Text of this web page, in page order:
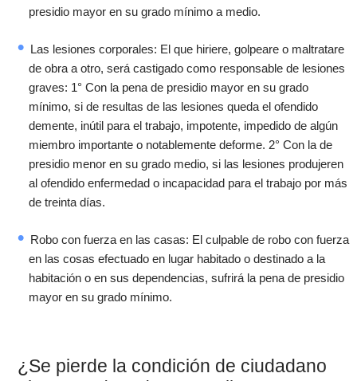
presidio mayor en su grado mínimo a medio.
Las lesiones corporales: El que hiriere, golpeare o maltratare
de obra a otro, será castigado como responsable de lesiones
graves: 1° Con la pena de presidio mayor en su grado
mínimo, si de resultas de las lesiones queda el ofendido
demente, inútil para el trabajo, impotente, impedido de algún
miembro importante o notablemente deforme. 2° Con la de
presidio menor en su grado medio, si las lesiones produjeren
al ofendido enfermedad o incapacidad para el trabajo por más
de treinta días.
Robo con fuerza en las casas: El culpable de robo con fuerza
en las cosas efectuado en lugar habitado o destinado a la
habitación o en sus dependencias, sufrirá la pena de presidio
mayor en su grado mínimo.
¿Se pierde la condición de ciudadano